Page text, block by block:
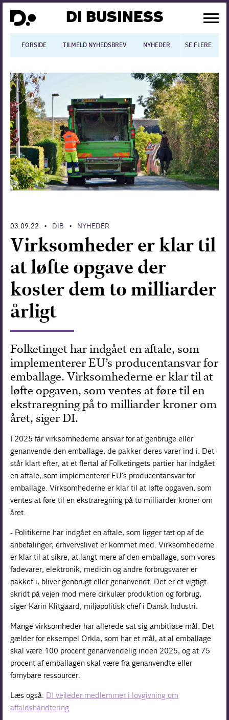
DI BUSINESS
FORSIDE TILMELD NYHEDSBREV NYHEDER BLOGS
SE FLERE
Dansk økonomi
Digitalisering
International økonomi
Arbejdsmiljø
Arbejdsmarkedet
Europapolitik
Forskning
03.09.22 • DIB • NYHEDER
Virksomheder er klar til
at løfte opgave der
koster dem to milliarder
årligt
Folketinget har indgået en aftale, som
implementerer EU’s producentansvar for
emballage. Virksomhederne er klar til at
løfte opgaven, som ventes at føre til en
ekstraregning på to milliarder kroner om
året, siger DI.
I 2025 får virksomhederne ansvar for at genbruge eller
genanvende den emballage, de pakker deres varer ind i. Det
står klart efter, at et flertal af Folketingets partier har indgået
en aftale, som implementerer EU’s producentansvar for
emballage. Virksomhederne er klar til at løfte opgaven, som
ventes at føre til en ekstraregning på to milliarder kroner om
året.
- Politikerne har indgået en aftale, som ligger tæt op af de
anbefalinger, erhvervslivet er kommet med. Virksomhederne
er klar til at sikre, at langt mere af den emballage, som vores
fødevarer, elektronik, medicin og andre forbrugsvarer er
pakket i, bliver genbrugt eller genanvendt. Det er et vigtigt
skridt på vejen mod mere cirkulær produktion og forbrug,
siger Karin Klitgaard, miljøpolitisk chef i Dansk Industri.
Mange virksomheder har allerede sat sig ambitiøse mål. Det
gælder for eksempel Orkla, som har et mål, at al emballage
skal være 100 procent genanvendelig inden 2025, og at 75
procent af emballagen skal være fra genanvendte eller
fornybare ressourcer.
Læs også: DI vejleder medlemmer i lovgivning om
affaldshåndtering